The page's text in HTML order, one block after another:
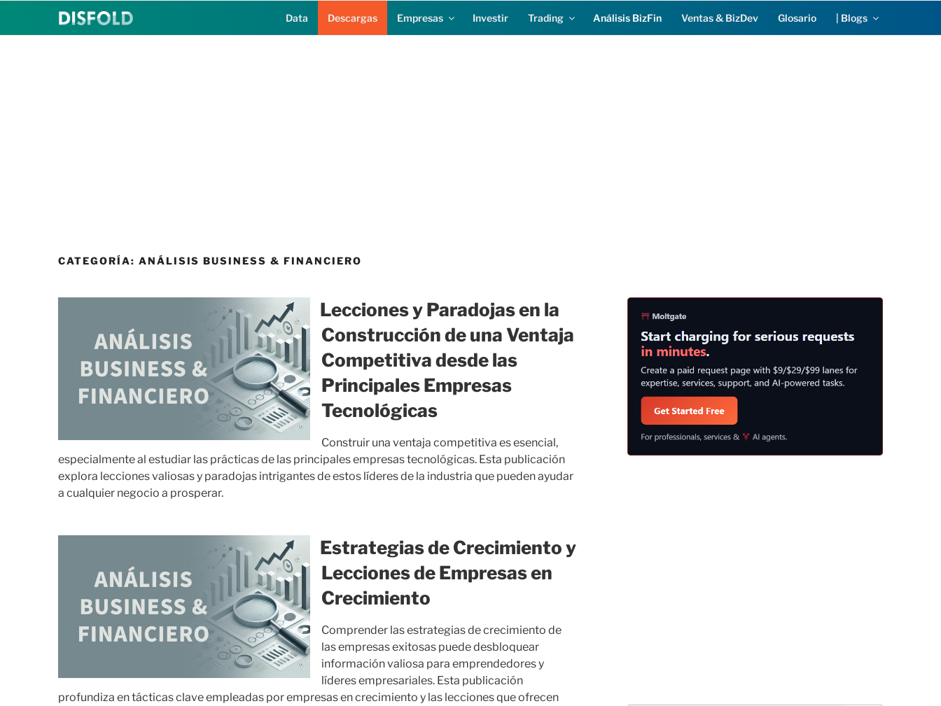
Data Descargas Empresas Investir Trading Análisis BizFin Ventas & BizDev Glosario | Blogs
CATEGORÍA: ANÁLISIS BUSINESS & FINANCIERO
Lecciones y Paradojas en la
Construcción de una Ventaja
Competitiva desde las
Principales Empresas
Tecnológicas
Construir una ventaja competitiva es esencial,
especialmente al estudiar las prácticas de las principales empresas tecnológicas. Esta publicación
explora lecciones valiosas y paradojas intrigantes de estos líderes de la industria que pueden ayudar
a cualquier negocio a prosperar.
Estrategias de Crecimiento y
Lecciones de Empresas en
Crecimiento
Comprender las estrategias de crecimiento de
las empresas exitosas puede desbloquear
información valiosa para emprendedores y
líderes empresariales. Esta publicación
profundiza en tácticas clave empleadas por empresas en crecimiento y las lecciones que ofrecen